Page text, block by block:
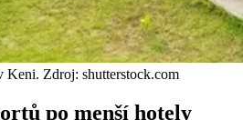
Keni. Zdroj: shutterstock.com
po menší hotely